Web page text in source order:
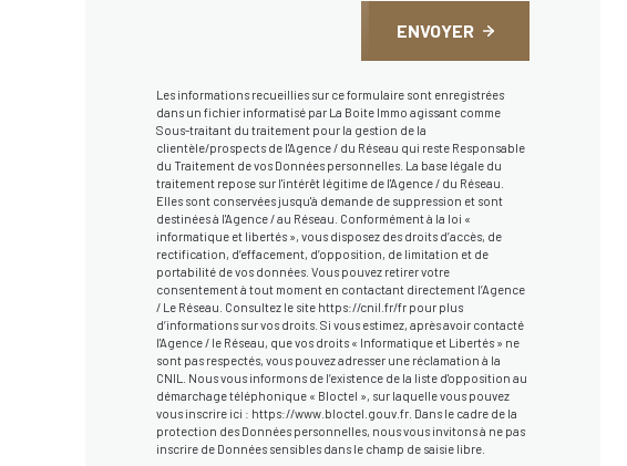
ENVOYER
Les informations recueillies sur ce formulaire sont enregistrées
dans un fichier informatisé par La Boite Immo agissant comme
Sous-traitant du traitement pour la gestion de la
clientèle/prospects de l'Agence / du Réseau qui reste Responsable
du Traitement de vos Données personnelles. La base légale du
traitement repose sur l'intérêt légitime de l'Agence / du Réseau.
Elles sont conservées jusqu'à demande de suppression et sont
destinées à l'Agence / au Réseau. Conformément à la loi «
informatique et libertés », vous disposez des droits d’accès, de
rectification, d’effacement, d’opposition, de limitation et de
portabilité de vos données. Vous pouvez retirer votre
consentement à tout moment en contactant directement l’Agence
/ Le Réseau. Consultez le site https://cnil.fr/frpour plus
d’informations sur vos droits. Si vous estimez, après avoir contacté
l'Agence / le Réseau, que vos droits « Informatique et Libertés » ne
sont pas respectés, vous pouvez adresser une réclamation à la
CNIL. Nous vous informons de l’existence de la liste d'opposition au
démarchage téléphonique « Bloctel », sur laquelle vous pouvez
vous inscrire ici : https://www.bloctel.gouv.fr. Dans le cadre de la
protection des Données personnelles, nous vous invitons à ne pas
inscrire de Données sensibles dans le champ de saisie libre.